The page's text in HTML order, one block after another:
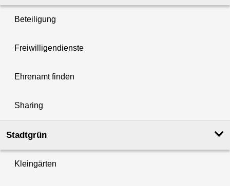
Beteiligung
Freiwilligendienste
Ehrenamt finden
Sharing
Stadtgrün
Kleingärten